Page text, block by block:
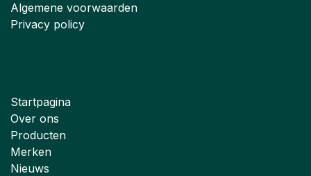
Algemene voorwaarden
Privacy policy
Startpagina
Over ons
Producten
Merken
Nieuws